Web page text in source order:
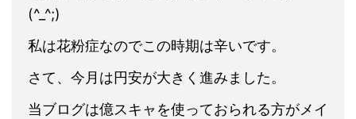
(^_^;)
私は花粉症なのでこの時期は辛いです。
さて、今月は円安が大きく進みました。
当ブログは億スキャを使っておられる方がメイ